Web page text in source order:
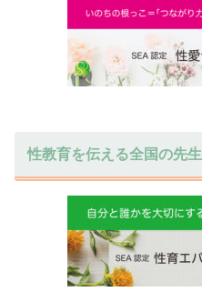
性教育を伝える全国の先生